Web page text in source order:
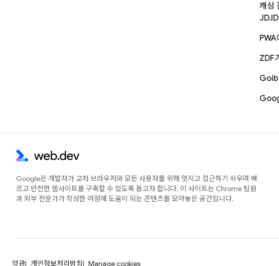
캐싱
JD.ID
ZDF
Google은 개발자가 교차 브라우저와 모든 사용자를 위해 멋지고 접근하기 쉬우며 빠
르고 안전한 웹사이트를 구축할 수 있도록 돕고자 합니다. 이 사이트는 Chrome 팀원
과 외부 전문가가 작성한 여정에 도움이 되는 콘텐츠를 모아놓은 공간입니다.
약관 개인정보처리방침 Manage cookies